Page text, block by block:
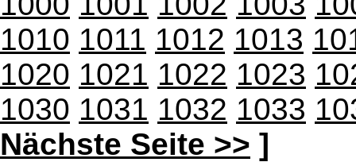
1010 1011 1012 1013
1020 1021 1022 1023
1030 1031 1032 1033
Nächste Seite >> ]